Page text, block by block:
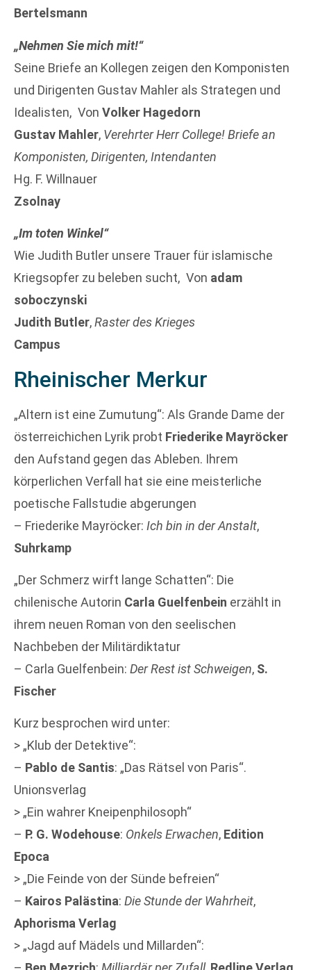
Bertelsmann
„Nehmen Sie mich mit!“
Seine Briefe an Kollegen zeigen den Komponisten
und Dirigenten Gustav Mahler als Strategen und
Idealisten, Von Volker Hagedorn
Gustav Mahler, Verehrter Herr College! Briefe an
Komponisten, Dirigenten, Intendanten
Hg. F. Willnauer
Zsolnay
„Im toten Winkel“
Wie Judith Butler unsere Trauer für islamische
Kriegsopfer zu beleben sucht, Von adam
soboczynski
Judith Butler,Raster des Krieges
Campus
Rheinischer Merkur
„Altern ist eine Zumutung“: Als Grande Dame der
österreichichen Lyrik probt Friederike Mayröcker
den Aufstand gegen das Ableben. Ihrem
körperlichen Verfall hat sie eine meisterliche
poetische Fallstudie abgerungen
– Friederike Mayröcker: Ich bin in der Anstalt,
Suhrkamp
„Der Schmerz wirft lange Schatten“: Die
chilenische Autorin Carla Guelfenbein erzählt in
ihrem neuen Roman von den seelischen
Nachbeben der Militärdiktatur
– Carla Guelfenbein: Der Rest ist Schweigen, S.
Fischer
Kurz besprochen wird unter:
> „Klub der Detektive“:
– Pablo de Santis: „Das Rätsel von Paris“.
Unionsverlag
> „Ein wahrer Kneipenphilosoph“
– P. G. Wodehouse: Onkels Erwachen, Edition
Epoca
> „Die Feinde von der Sünde befreien“
– Kairos Palästina: Die Stunde der Wahrheit,
Aphorisma Verlag
> „Jagd auf Mädels und Millarden“: